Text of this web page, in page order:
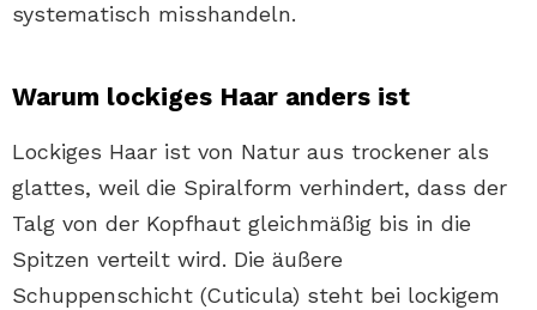
systematisch misshandeln.
Warum lockiges Haar anders ist
Lockiges Haar ist von Natur aus trockener als
glattes, weil die Spiralform verhindert, dass der
Talg von der Kopfhaut gleichmäßig bis in die
Spitzen verteilt wird. Die äußere
Schuppenschicht (Cuticula) steht bei lockigem